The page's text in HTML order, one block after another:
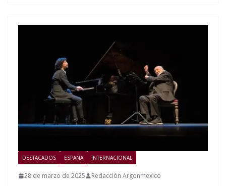
DESTACADOS ESPAÑA INTERNACIONAL
28 de marzo de 2025 Redacción Argonmexico